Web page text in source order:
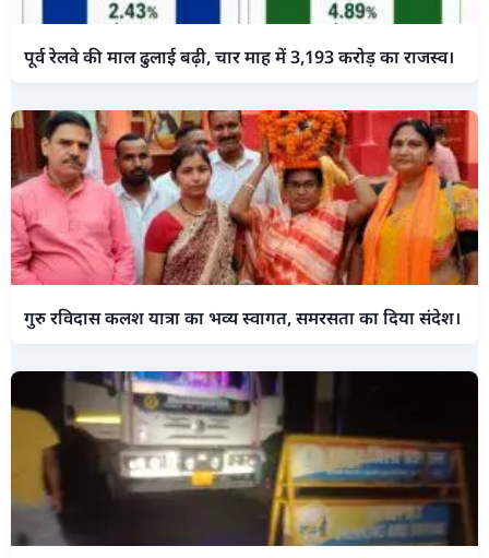
पूर्व रेलवे की माल ढुलाई बढ़ी, चार माह में 3,193 करोड़ का राजस्व।
गुरु रविदास कलश यात्रा का भव्य स्वागत, समरसता का दिया संदेश।